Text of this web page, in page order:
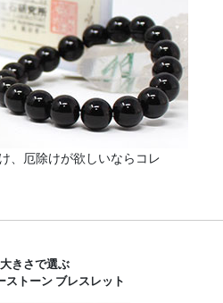
、厄除けが欲しいならコレ
きさで選ぶ
ストーン ブレスレット